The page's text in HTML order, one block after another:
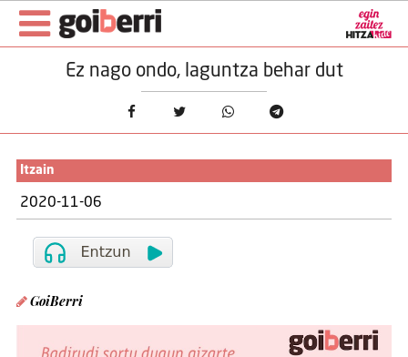
Ez nago ondo, laguntza behar dut
Itzain
2020-11-06
GoiBerri